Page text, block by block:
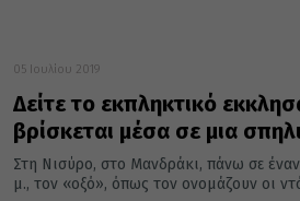
05 Ιουλίου 2019
Δείτε το εκπληκτικό
βρίσκεται μέσα σε μια
Στη Νισύρο, στο Μανδράκι, πάνω σε
μ., τον «οξό», όπως τον ονομάζουν οι